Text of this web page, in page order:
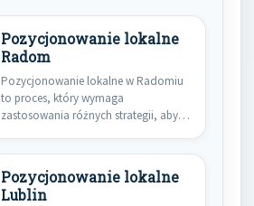
Pozycjonowanie lokalne
Radom
Pozycjonowanie lokalne w Radomiu
to proces, który wymaga
zastosowania różnych strategii, aby
Pozycjonowanie lokalne
Lublin